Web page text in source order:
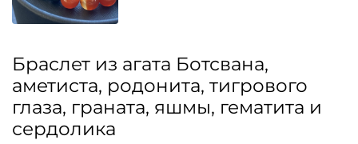
Браслет из агата Ботсвана,
аметиста, родонита, тигрового
глаза, граната, яшмы, гематита и
сердолика